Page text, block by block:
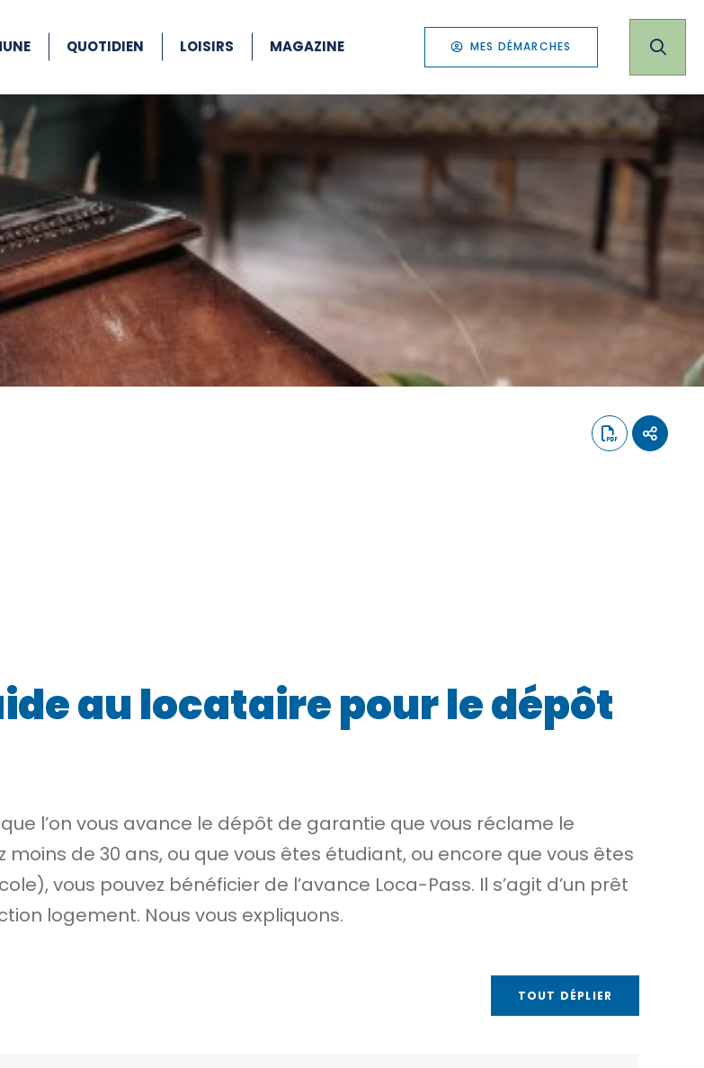
QUOTIDIEN LOISIRS MAGAZINE MES DÉMARCHES
au locataire pour le dépôt
l’on vous avance le dépôt de garantie que vous réclame le
de 30 ans, ou que vous êtes étudiant, ou encore que vous êtes
vous pouvez bénéficier de l’avance Loca-Pass. Il s’agit d’un prêt
logement. Nous vous expliquons.
TOUT DÉPLIER